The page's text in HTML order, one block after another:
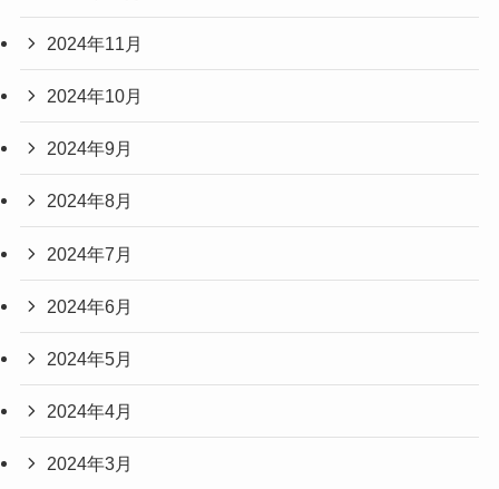
2024年11月
2024年10月
2024年9月
2024年8月
2024年7月
2024年6月
2024年5月
2024年4月
2024年3月